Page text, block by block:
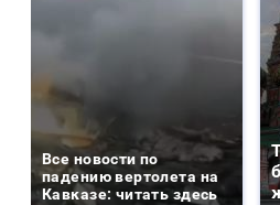
Все новости по
падению вертолета на
Кавказе: читать здесь